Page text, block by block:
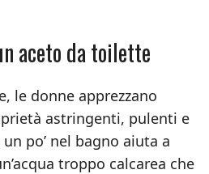
aceto da toilette
le donne apprezzano
astringenti, pulenti e
po’ nel bagno aiuta a
troppo calcarea che